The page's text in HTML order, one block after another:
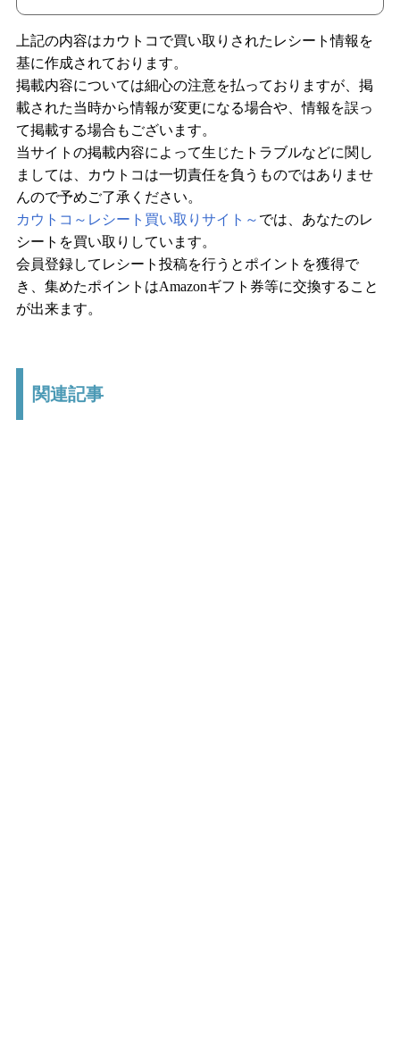
上記の内容はカウトコで買い取りされたレシート情報を
基に作成されております。
掲載内容については細心の注意を払っておりますが、掲
載された当時から情報が変更になる場合や、情報を誤っ
て掲載する場合もございます。
当サイトの掲載内容によって生じたトラブルなどに関し
ましては、カウトコは一切責任を負うものではありませ
んので予めご了承ください。
カウトコ～レシート買い取りサイト～ では、あなたのレ
シートを買い取りしています。
会員登録してレシート投稿を行うとポイントを獲得で
き、集めたポイントはAmazonギフト券等に交換すること
が出来ます。
関連記事